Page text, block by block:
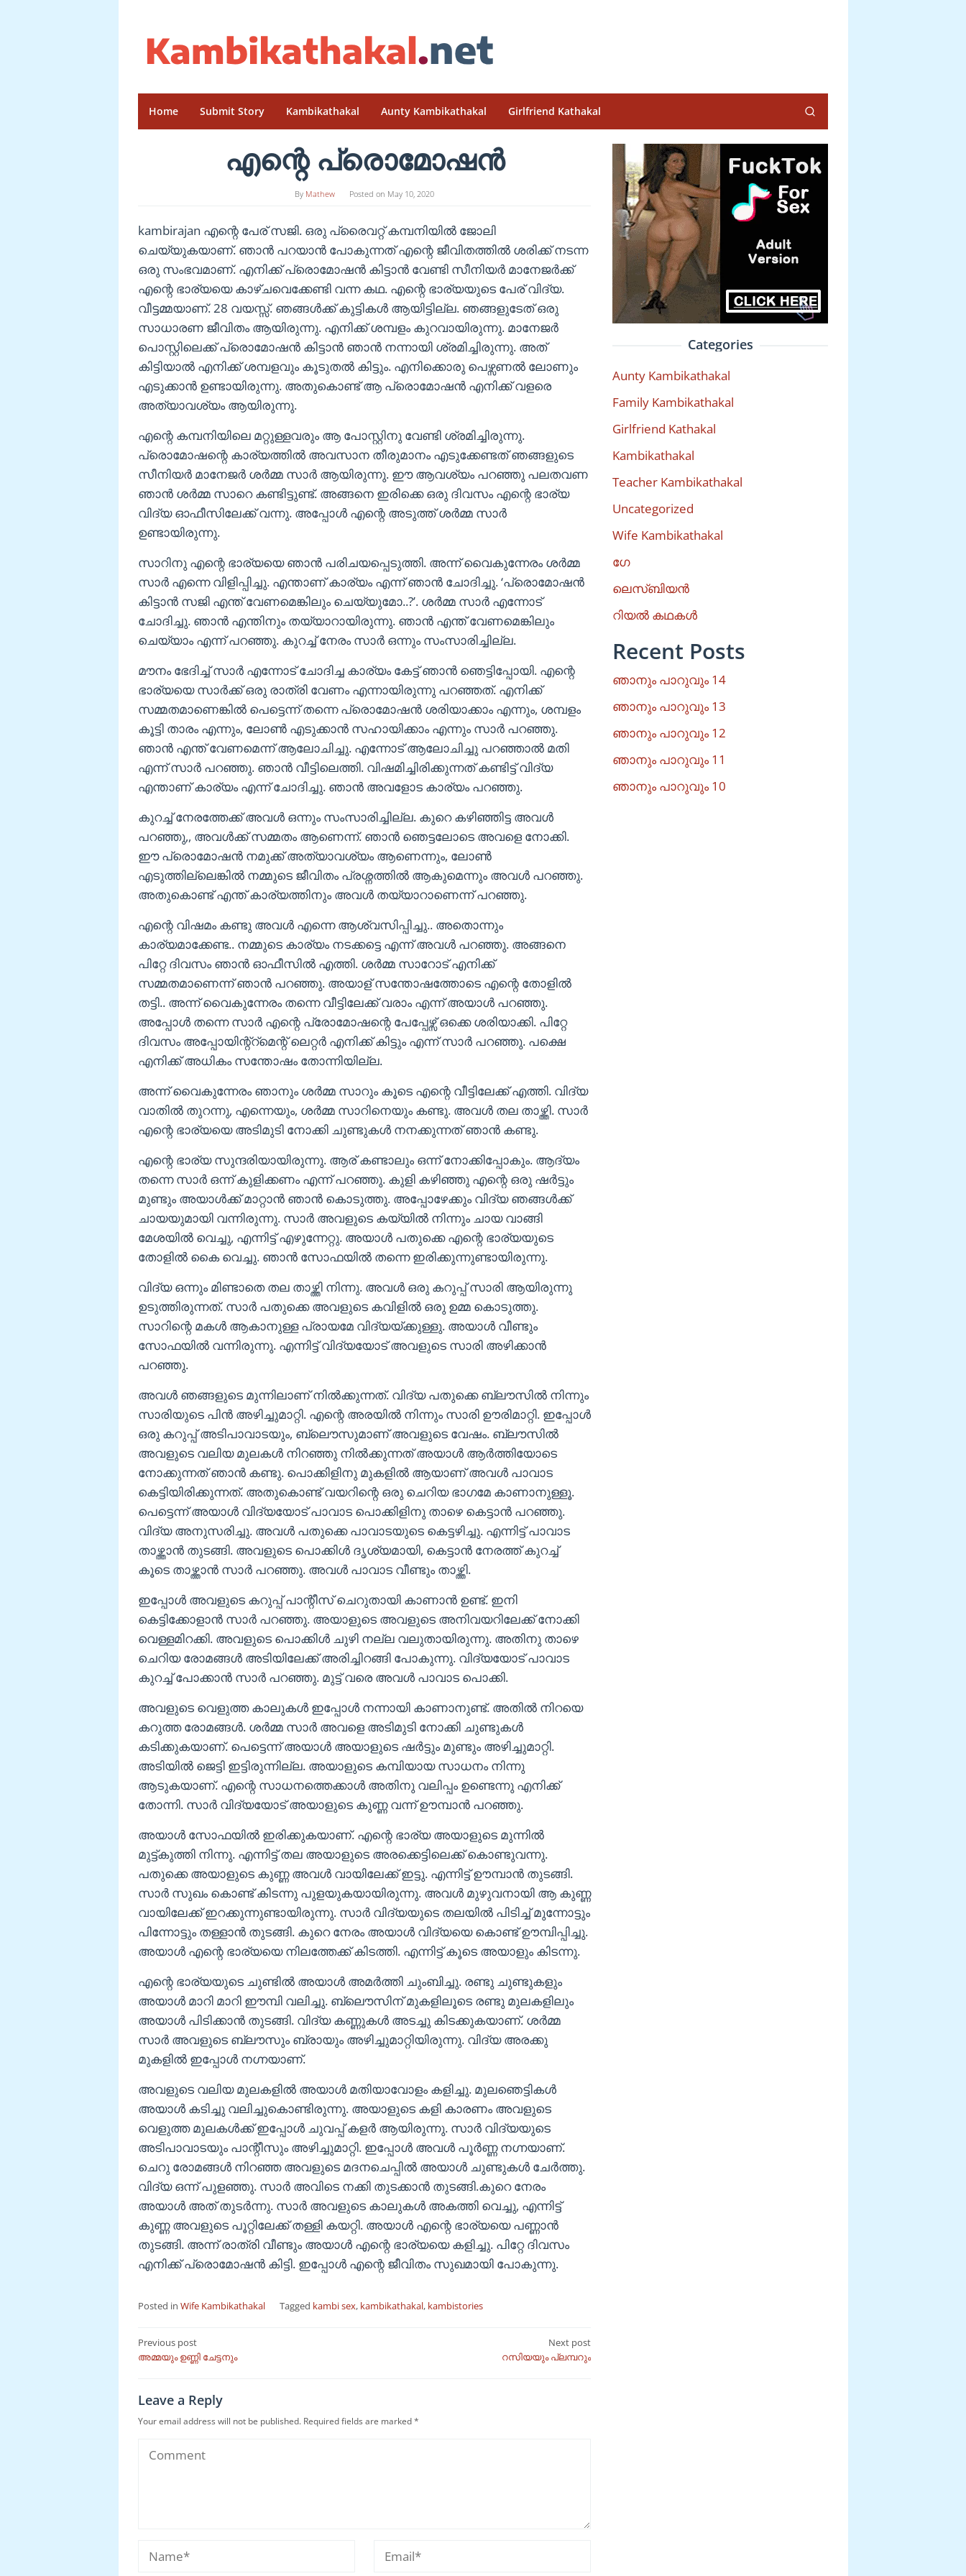
content
Home Submit Story Kambikathakal Aunty Kambikathakal Girlfriend Kathakal
എന്റെ പ്രൊമോഷൻ
By Mathew Posted on May 10, 2020
kambirajan എന്റെ പേര് സജി. ഒരു പ്രൈവറ്റ് കമ്പനിയിൽ ജോലി
ചെയ്യുകയാണ്. ഞാൻ പറയാൻ പോകുന്നത് എന്റെ ജീവിതത്തിൽ ശരിക്ക് നടന്ന
ഒരു സംഭവമാണ്. എനിക്ക് പ്രൊമോഷൻ കിട്ടാൻ വേണ്ടി സീനിയർ മാനേജർക്ക്
എന്റെ ഭാര്യയെ കാഴ്ചവെക്കേണ്ടി വന്ന കഥ. എന്റെ ഭാര്യയുടെ പേര് വിദ്യ.
വീട്ടമ്മയാണ്. 28 വയസ്സ്. ഞങ്ങൾക്ക് കുട്ടികൾ ആയിട്ടില്ല. ഞങ്ങളുടേത് ഒരു
സാധാരണ ജീവിതം ആയിരുന്നു. എനിക്ക് ശമ്പളം കുറവായിരുന്നു. മാനേജർ
പൊസ്റ്റിലെക്ക് പ്രൊമോഷൻ കിട്ടാൻ ഞാൻ നന്നായി ശ്രമിച്ചിരുന്നു. അത്
കിട്ടിയാൽ എനിക്ക് ശമ്പളവും കൂടുതൽ കിട്ടും. എനിക്കൊരു പെഴ്സണൽ ലോണും
എടുക്കാൻ ഉണ്ടായിരുന്നു. അതുകൊണ്ട് ആ പ്രൊമോഷൻ എനിക്ക് വളരെ
അത്യാവശ്യം ആയിരുന്നു.
എന്റെ കമ്പനിയിലെ മറ്റുള്ളവരും ആ പോസ്റ്റിനു വേണ്ടി ശ്രമിച്ചിരുന്നു.
പ്രൊമോഷന്റെ കാര്യത്തിൽ അവസാന തീരുമാനം എടുക്കേണ്ടത് ഞങ്ങളുടെ
സീനിയർ മാനേജർ ശർമ്മ സാർ ആയിരുന്നു. ഈ ആവശ്യം പറഞ്ഞു പലതവണ
ഞാൻ ശർമ്മ സാറെ കണ്ടിട്ടുണ്ട്. അങ്ങനെ ഇരിക്കെ ഒരു ദിവസം എന്റെ ഭാര്യ
വിദ്യ ഓഫീസിലേക്ക് വന്നു. അപ്പോൾ എന്റെ അടുത്ത് ശർമ്മ സാർ
ഉണ്ടായിരുന്നു.
സാറിനു എന്റെ ഭാര്യയെ ഞാൻ പരിചയപ്പെടുത്തി. അന്ന് വൈകുന്നേരം ശർമ്മ
സാർ എന്നെ വിളിപ്പിച്ചു. എന്താണ് കാര്യം എന്ന് ഞാൻ ചോദിച്ചു. ‘പ്രൊമോഷൻ
കിട്ടാൻ സജി എന്ത് വേണമെങ്കിലും ചെയ്യുമോ..?’. ശർമ്മ സാർ എന്നോട്
ചോദിച്ചു. ഞാൻ എന്തിനും തയ്യാറായിരുന്നു. ഞാൻ എന്ത് വേണമെങ്കിലും
ചെയ്യാം എന്ന് പറഞ്ഞു. കുറച്ച് നേരം സാർ ഒന്നും സംസാരിച്ചില്ല.
മൗനം ഭേദിച്ച് സാർ എന്നോട് ചോദിച്ച കാര്യം കേട്ട് ഞാൻ ഞെട്ടിപ്പോയി. എന്റെ
ഭാര്യയെ സാർക്ക് ഒരു രാത്രി വേണം എന്നായിരുന്നു പറഞ്ഞത്. എനിക്ക്
സമ്മതമാണെങ്കിൽ പെട്ടെന്ന് തന്നെ പ്രൊമോഷൻ ശരിയാക്കാം എന്നും, ശമ്പളം
കൂട്ടി താരം എന്നും, ലോണ്‍ എടുക്കാൻ സഹായിക്കാം എന്നും സാർ പറഞ്ഞു.
ഞാൻ എന്ത് വേണമെന്ന് ആലോചിച്ചു. എന്നോട് ആലോചിച്ചു പറഞ്ഞാൽ മതി
എന്ന് സാർ പറഞ്ഞു. ഞാൻ വീട്ടിലെത്തി. വിഷമിച്ചിരിക്കുന്നത് കണ്ടിട്ട് വിദ്യ
എന്താണ് കാര്യം എന്ന് ചോദിച്ചു. ഞാൻ അവളോട കാര്യം പറഞ്ഞു.
കുറച്ച് നേരത്തേക്ക് അവൾ ഒന്നും സംസാരിച്ചില്ല. കുറെ കഴിഞ്ഞിട്ട അവൾ
പറഞ്ഞു,, അവൾക്ക് സമ്മതം ആണെന്ന്. ഞാൻ ഞെട്ടലോടെ അവളെ നോക്കി.
ഈ പ്രൊമോഷൻ നമുക്ക് അത്യാവശ്യം ആണെന്നും, ലോണ്‍
എടുത്തില്ലെങ്കിൽ നമ്മുടെ ജീവിതം പ്രശ്നത്തിൽ ആകുമെന്നും അവൾ പറഞ്ഞു.
അതുകൊണ്ട് എന്ത് കാര്യത്തിനും അവൾ തയ്യാറാണെന്ന് പറഞ്ഞു.
എന്റെ വിഷമം കണ്ടു അവൾ എന്നെ ആശ്വസിപ്പിച്ചു.. അതൊന്നും
കാര്യമാക്കേണ്ട.. നമ്മുടെ കാര്യം നടക്കട്ടെ എന്ന് അവൾ പറഞ്ഞു. അങ്ങനെ
പിറ്റേ ദിവസം ഞാൻ ഓഫീസിൽ എത്തി. ശർമ്മ സാറോട് എനിക്ക്
സമ്മതമാണെന്ന് ഞാൻ പറഞ്ഞു. അയാള് സന്തോഷത്തോടെ എന്റെ തോളിൽ
തട്ടി.. അന്ന് വൈകുന്നേരം തന്നെ വീട്ടിലേക്ക് വരാം എന്ന് അയാൾ പറഞ്ഞു.
അപ്പോൾ തന്നെ സാർ എന്റെ പ്രോമോഷന്റെ പേപ്പേഴ്സ് ഒക്കെ ശരിയാക്കി. പിറ്റേ
ദിവസം അപ്പോയിന്റ്റ്മെന്റ് ലെറ്റർ എനിക്ക് കിട്ടും എന്ന് സാർ പറഞ്ഞു. പക്ഷെ
എനിക്ക് അധികം സന്തോഷം തോന്നിയില്ല.
അന്ന് വൈകുന്നേരം ഞാനും ശർമ്മ സാറും കൂടെ എന്റെ വീട്ടിലേക്ക് എത്തി. വിദ്യ
വാതിൽ തുറന്നു, എന്നെയും, ശർമ്മ സാറിനെയും കണ്ടു. അവൾ തല താഴ്ത്തി. സാർ
എന്റെ ഭാര്യയെ അടിമുടി നോക്കി ചുണ്ടുകൾ നനക്കുന്നത് ഞാൻ കണ്ടു.
എന്റെ ഭാര്യ സുന്ദരിയായിരുന്നു. ആര് കണ്ടാലും ഒന്ന് നോക്കിപ്പോകും. ആദ്യം
തന്നെ സാർ ഒന്ന് കുളിക്കണം എന്ന് പറഞ്ഞു. കുളി കഴിഞ്ഞു എന്റെ ഒരു ഷർട്ടും
മുണ്ടും അയാൾക്ക് മാറ്റാൻ ഞാൻ കൊടുത്തു. അപ്പോഴേക്കും വിദ്യ ഞങ്ങൾക്ക്
ചായയുമായി വന്നിരുന്നു. സാർ അവളുടെ കയ്യിൽ നിന്നും ചായ വാങ്ങി
മേശയിൽ വെച്ചു, എന്നിട്ട് എഴുന്നേറ്റു. അയാൾ പതുക്കെ എന്റെ ഭാര്യയുടെ
തോളിൽ കൈ വെച്ചു. ഞാൻ സോഫയിൽ തന്നെ ഇരിക്കുന്നുണ്ടായിരുന്നു.
വിദ്യ ഒന്നും മിണ്ടാതെ തല താഴ്ത്തി നിന്നു. അവൾ ഒരു കറുപ്പ് സാരി ആയിരുന്നു
ഉടുത്തിരുന്നത്. സാർ പതുക്കെ അവളുടെ കവിളിൽ ഒരു ഉമ്മ കൊടുത്തു.
സാറിന്റെ മകൾ ആകാനുള്ള പ്രായമേ വിദ്യയ്ക്കുള്ളു. അയാൾ വീണ്ടും
സോഫയിൽ വന്നിരുന്നു. എന്നിട്ട് വിദ്യയോട് അവളുടെ സാരി അഴിക്കാൻ
പറഞ്ഞു.
അവൾ ഞങ്ങളുടെ മുന്നിലാണ് നിൽക്കുന്നത്. വിദ്യ പതുക്കെ ബ്ലൗസിൽ നിന്നും
സാരിയുടെ പിൻ അഴിച്ചുമാറ്റി. എന്റെ അരയിൽ നിന്നും സാരി ഊരിമാറ്റി. ഇപ്പോൾ
ഒരു കറുപ്പ് അടിപാവാടയും, ബ്ലൌസുമാണ് അവളുടെ വേഷം. ബ്ലൗസിൽ
അവളുടെ വലിയ മുലകൾ നിറഞ്ഞു നിൽക്കുന്നത് അയാൾ ആർത്തിയോടെ
നോക്കുന്നത് ഞാൻ കണ്ടു. പൊക്കിളിനു മുകളിൽ ആയാണ് അവൾ പാവാട
കെട്ടിയിരിക്കുന്നത്. അതുകൊണ്ട് വയറിന്റെ ഒരു ചെറിയ ഭാഗമേ കാണാനുള്ളൂ.
പെട്ടെന്ന് അയാൾ വിദ്യയോട് പാവാട പൊക്കിളിനു താഴെ കെട്ടാൻ പറഞ്ഞു.
വിദ്യ അനുസരിച്ചു. അവൾ പതുക്കെ പാവാടയുടെ കെട്ടഴിച്ചു. എന്നിട്ട് പാവാട
താഴ്ത്താൻ തുടങ്ങി. അവളുടെ പൊക്കിൾ ദൃശ്യമായി, കെട്ടാൻ നേരത്ത് കുറച്ച്
കൂടെ താഴ്ത്താൻ സാർ പറഞ്ഞു. അവൾ പാവാട വീണ്ടും താഴ്ത്തി.
ഇപ്പോൾ അവളുടെ കറുപ്പ് പാന്റീസ് ചെറുതായി കാണാൻ ഉണ്ട്. ഇനി
കെട്ടിക്കോളാൻ സാർ പറഞ്ഞു. അയാളുടെ അവളുടെ അനിവയറിലേക്ക് നോക്കി
വെള്ളമിറക്കി. അവളുടെ പൊക്കിൾ ചുഴി നല്ല വലുതായിരുന്നു. അതിനു താഴെ
ചെറിയ രോമങ്ങൾ അടിയിലേക്ക് അരിച്ചിറങ്ങി പോകുന്നു. വിദ്യയോട് പാവാട
കുറച്ച് പോക്കാൻ സാർ പറഞ്ഞു. മുട്ട് വരെ അവൾ പാവാട പൊക്കി.
അവളുടെ വെളുത്ത കാലുകൾ ഇപ്പോൾ നന്നായി കാണാനുണ്ട്. അതിൽ നിറയെ
കറുത്ത രോമങ്ങൾ. ശർമ്മ സാർ അവളെ അടിമുടി നോക്കി ചുണ്ടുകൾ
കടിക്കുകയാണ്. പെട്ടെന്ന് അയാൾ അയാളുടെ ഷർട്ടും മുണ്ടും അഴിച്ചുമാറ്റി.
അടിയിൽ ജെട്ടി ഇട്ടിരുന്നില്ല. അയാളുടെ കമ്പിയായ സാധനം നിന്നു
ആടുകയാണ്. എന്റെ സാധനത്തെക്കാൾ അതിനു വലിപ്പം ഉണ്ടെന്നു എനിക്ക്
തോന്നി. സാർ വിദ്യയോട് അയാളുടെ കുണ്ണ വന്ന് ഊമ്പാൻ പറഞ്ഞു.
അയാൾ സോഫയിൽ ഇരിക്കുകയാണ്. എന്റെ ഭാര്യ അയാളുടെ മുന്നിൽ
മുട്ട്കുത്തി നിന്നു. എന്നിട്ട് തല അയാളുടെ അരക്കെട്ടിലെക്ക് കൊണ്ടുവന്നു.
പതുക്കെ അയാളുടെ കുണ്ണ അവൾ വായിലേക്ക് ഇട്ടു. എന്നിട്ട് ഊമ്പാൻ തുടങ്ങി.
സാർ സുഖം കൊണ്ട് കിടന്നു പുളയുകയായിരുന്നു. അവൾ മുഴുവനായി ആ കുണ്ണ
വായിലേക്ക് ഇറക്കുന്നുണ്ടായിരുന്നു. സാർ വിദ്യയുടെ തലയിൽ പിടിച്ച് മുന്നോട്ടും
പിന്നോട്ടും തള്ളാൻ തുടങ്ങി. കുറെ നേരം അയാൾ വിദ്യയെ കൊണ്ട് ഊമ്പിപ്പിച്ചു.
അയാൾ എന്റെ ഭാര്യയെ നിലത്തേക്ക് കിടത്തി. എന്നിട്ട് കൂടെ അയാളും കിടന്നു.
എന്റെ ഭാര്യയുടെ ചുണ്ടിൽ അയാൾ അമർത്തി ചുംബിച്ചു. രണ്ടു ചുണ്ടുകളും
അയാൾ മാറി മാറി ഈമ്പി വലിച്ചു. ബ്ലൌസിന് മുകളിലൂടെ രണ്ടു മുലകളിലും
അയാൾ പിടിക്കാൻ തുടങ്ങി. വിദ്യ കണ്ണുകൾ അടച്ചു കിടക്കുകയാണ്. ശർമ്മ
സാർ അവളുടെ ബ്ലൗസും ബ്രായും അഴിച്ചുമാറ്റിയിരുന്നു. വിദ്യ അരക്കു
മുകളിൽ ഇപ്പോൾ നഗ്നയാണ്‌.
അവളുടെ വലിയ മുലകളിൽ അയാൾ മതിയാവോളം കളിച്ചു. മുലഞെട്ടികൾ
അയാൾ കടിച്ചു വലിച്ചുകൊണ്ടിരുന്നു. അയാളുടെ കളി കാരണം അവളുടെ
വെളുത്ത മുലകൾക്ക് ഇപ്പോൾ ചുവപ്പ് കളർ ആയിരുന്നു. സാർ വിദ്യയുടെ
അടിപാവാടയും പാന്റീസും അഴിച്ചുമാറ്റി. ഇപ്പോൾ അവൾ പൂർണ്ണ നഗ്നയാണ്‌.
ചെറു രോമങ്ങൾ നിറഞ്ഞ അവളുടെ മദനചെപ്പിൽ അയാൾ ചുണ്ടുകൾ ചേർത്തു.
വിദ്യ ഒന്ന് പുളഞ്ഞു. സാർ അവിടെ നക്കി തുടക്കാൻ തുടങ്ങി.കുറെ നേരം
അയാൾ അത് തുടർന്നു. സാർ അവളുടെ കാലുകൾ അകത്തി വെച്ചു, എന്നിട്ട്
കുണ്ണ അവളുടെ പൂറ്റിലേക്ക് തള്ളി കയറ്റി. അയാൾ എന്റെ ഭാര്യയെ പണ്ണാൻ
തുടങ്ങി. അന്ന് രാത്രി വീണ്ടും അയാൾ എന്റെ ഭാര്യയെ കളിച്ചു. പിറ്റേ ദിവസം
എനിക്ക് പ്രൊമോഷൻ കിട്ടി. ഇപ്പോൾ എന്റെ ജീവിതം സുഖമായി പോകുന്നു.
Posted in Wife Kambikathakal Tagged kambi sex, kambikathakal, kambistories
Post
navigation
Previous post
അമ്മയും ഉണ്ണി ചേട്ടനും
Next post
റസിയയും പ്ലമ്പറും
Leave a Reply
Your email address will not be published. Required fields are marked*
Categories
Aunty Kambikathakal
Family Kambikathakal
Girlfriend Kathakal
Kambikathakal
Teacher Kambikathakal
Uncategorized
Wife Kambikathakal
ഗേ
ലെസ്ബിയൻ
റിയൽ കഥകൾ
Recent Posts
ഞാനും പാറുവും 14
ഞാനും പാറുവും 13
ഞാനും പാറുവും 12
ഞാനും പാറുവും 11
ഞാനും പാറുവും 10